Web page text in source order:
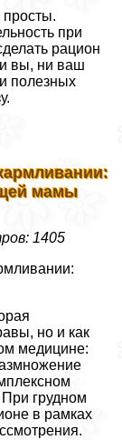
при
рацион
вы, ни ваш
полезных
мамы
1405
но и как
медицине:
грудном
в рамках